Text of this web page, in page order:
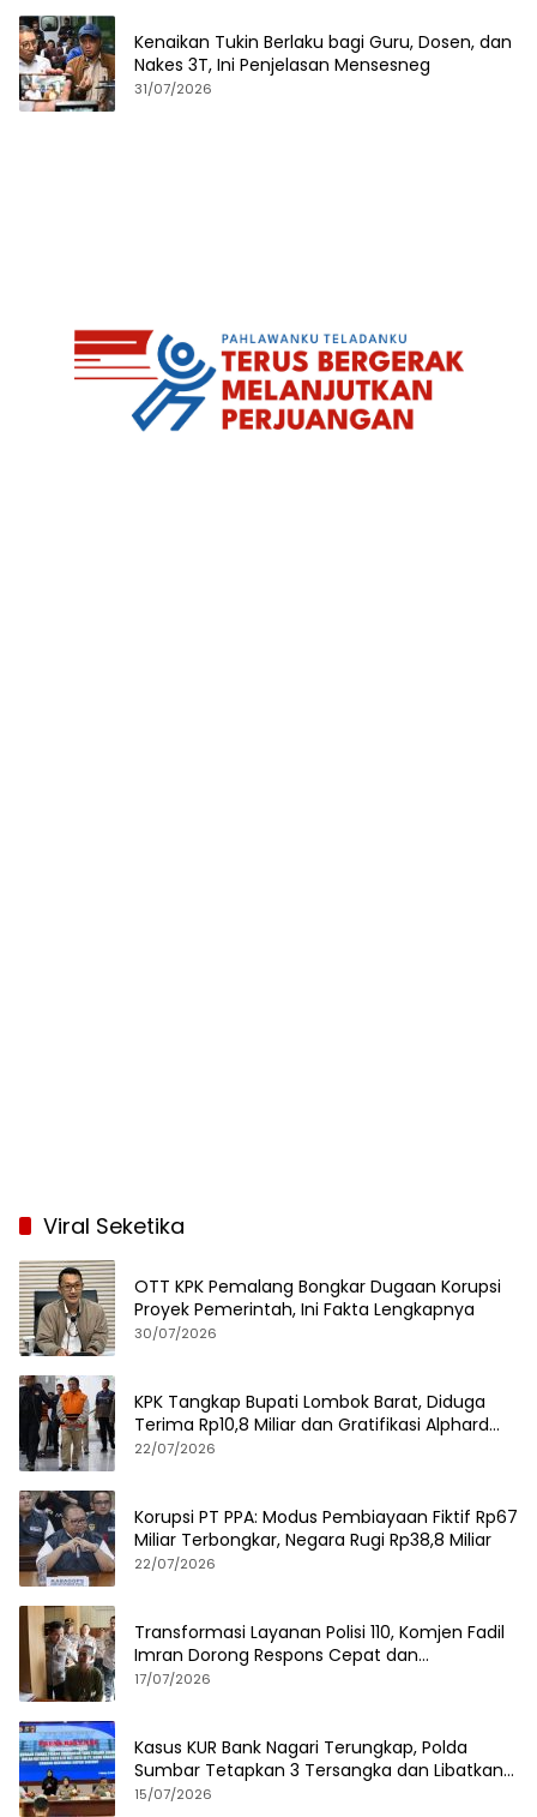
Kenaikan Tukin Berlaku bagi Guru, Dosen, dan
Nakes 3T, Ini Penjelasan Mensesneg
31/07/2026
Viral Seketika
OTT KPK Pemalang Bongkar Dugaan Korupsi
Proyek Pemerintah, Ini Fakta Lengkapnya
30/07/2026
KPK Tangkap Bupati Lombok Barat, Diduga
Terima Rp10,8 Miliar dan Gratifikasi Alphard
hingga iPhone 17 Pro
22/07/2026
Korupsi PT PPA: Modus Pembiayaan Fiktif Rp67
Miliar Terbongkar, Negara Rugi Rp38,8 Miliar
22/07/2026
Transformasi Layanan Polisi 110, Komjen Fadil
Imran Dorong Respons Cepat dan
Terintegrasi
17/07/2026
Kasus KUR Bank Nagari Terungkap, Polda
Sumbar Tetapkan 3 Tersangka dan Libatkan
125 Debitur
15/07/2026